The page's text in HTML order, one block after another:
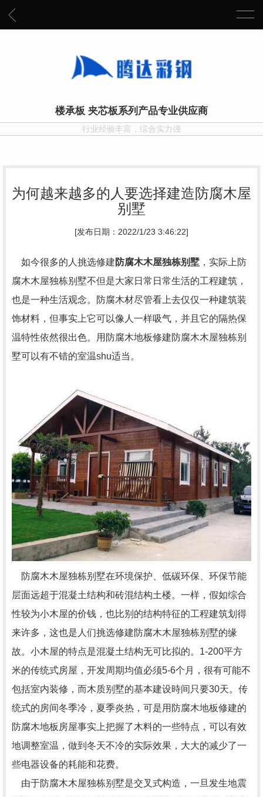
楼承板 夹芯板系列产品专业供应商
行业经验丰富，综合实力强
为何越来越多的人要选择建造防腐木屋
别墅
[发布日期：2022/1/23 3:46:22]
如今很多的人挑选修建 防腐木木屋独栋别墅 ，实际上防
腐木木屋独栋别墅不但是大家日常日常生活的工程建筑，
也是一种生活观念。防腐木材尽管看上去仅仅一种建筑装
饰材料，但事实上它可以像人一样吸气，并且它的隔热保
温特性依然很出色。用防腐木地板修建防腐木木屋独栋别
墅可以有不错的室温shu适当。
防腐木木屋独栋别墅在环境保护、低碳环保、环保节能
层面远超于混凝土结构和砖混结构土楼。一样，假如综合
性较为小木屋的价钱，也比别的结构特征的工程建筑划得
来许多，这也是人们挑选修建防腐木木屋独栋别墅的缘
故。小木屋的特点是混凝土结构无可比拟的。1-200平方
米的传统式房屋，开发周期均值必须5-6个月，很有可能不
包括室内装修，而木质别墅的基本建设時间只要30天。传
统式的房间冬季冷，夏季炎热，可是用防腐木地板修建的
防腐木地板房屋事实上把握了木料的一些特点，可以有效
地调整室温，做到冬天不冷的实际效果，大大的减少了一
些电器设备的耗能和花费。
由于防腐木木屋独栋别墅是交叉式构造，一旦发生地震